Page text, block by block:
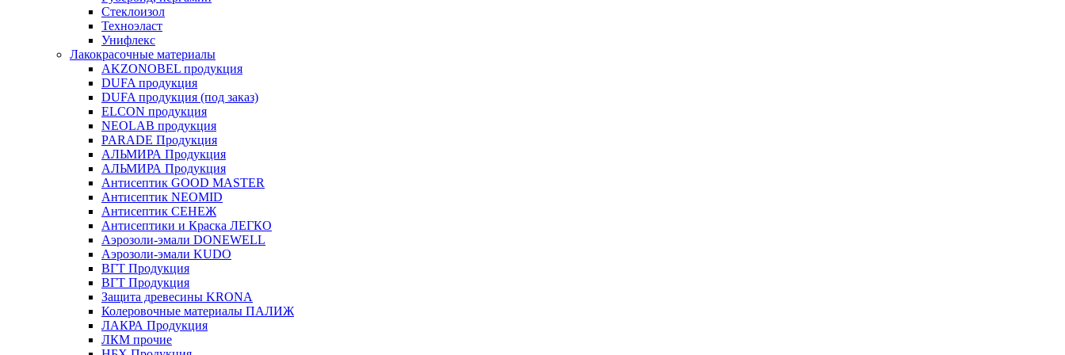
Стеклоизол
Техноэласт
Унифлекс
Лакокрасочные материалы
AKZONOBEL продукция
DUFA продукция
DUFA продукция (под заказ)
ELCON продукция
NEOLAB продукция
PARADE Продукция
АЛЬМИРА Продукция
АЛЬМИРА Продукция
Антисептик GOOD MASTER
Антисептик NEOMID
Антисептик СЕНЕЖ
Антисептики и Краска ЛЕГКО
Аэрозоли-эмали DONEWELL
Аэрозоли-эмали KUDO
ВГТ Продукция
ВГТ Продукция
Защита древесины KRONA
Колеровочные материалы ПАЛИЖ
ЛАКРА Продукция
ЛКМ прочие